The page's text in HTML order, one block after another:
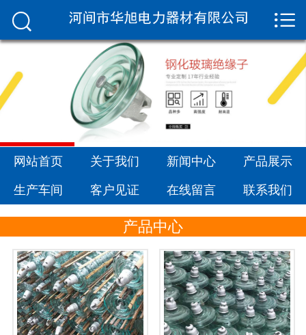
 网站首页
新闻中心
生产车间
客户见证
联系我们


网站首页 关于我们 新闻中心 产品展示
生产车间 客户见证 在线留言 联系我们
产品中心